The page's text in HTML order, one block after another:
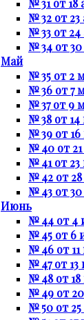
№ 31 от 18
№ 32 от 23
№ 33 от 24
№ 34 от 30
Май
№ 35 от 2
№ 36 от 7
№ 37 от 9
№ 38 от 14
№ 39 от 16
№ 40 от 21
№ 41 от 23
№ 42 от 28
№ 43 от 30
Июнь
№ 44 от 4
№ 45 от 6
№ 46 от
№ 47 от 13
№ 48 от
№ 49 от
№ 50 от